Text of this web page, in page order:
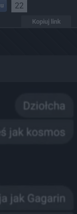
22
Kopiuj link